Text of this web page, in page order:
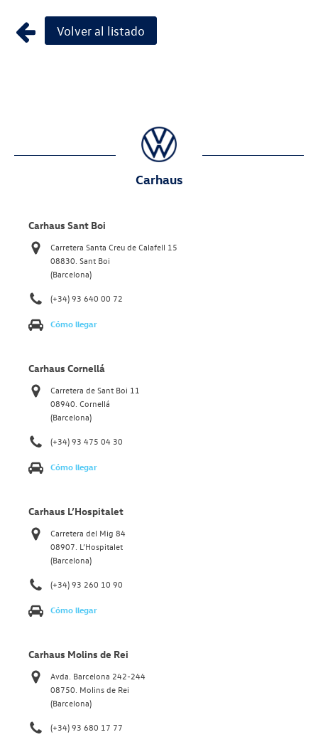
Volver al listado
Carhaus
Carhaus Sant Boi
Carretera Santa Creu de Calafell 15
08830. Sant Boi
(Barcelona)
(+34) 93 640 00 72
Cómo llegar
Carhaus Cornellá
Carretera de Sant Boi 11
08940. Cornellá
(Barcelona)
(+34) 93 475 04 30
Cómo llegar
Carhaus L’Hospitalet
Carretera del Mig 84
08907. L’Hospitalet
(Barcelona)
(+34) 93 260 10 90
Cómo llegar
Carhaus Molins de Rei
Avda. Barcelona 242-244
08750. Molins de Rei
(Barcelona)
(+34) 93 680 17 77